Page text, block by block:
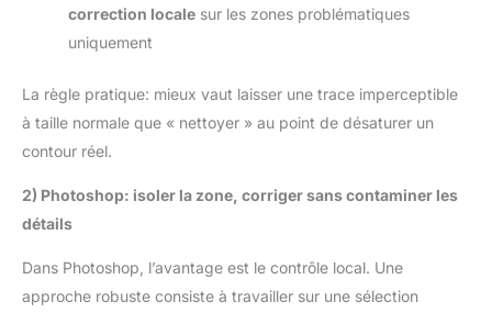
correction locale sur les zones problématiques
uniquement
La règle pratique: mieux vaut laisser une trace imperceptible
à taille normale que « nettoyer » au point de désaturer un
contour réel.
2) Photoshop: isoler la zone, corriger sans contaminer les
détails
Dans Photoshop, l’avantage est le contrôle local. Une
approche robuste consiste à travailler sur une sélection